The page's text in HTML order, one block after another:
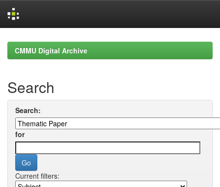
navigationCMMU Digital Archive
Search
Search:
for
Current filters: